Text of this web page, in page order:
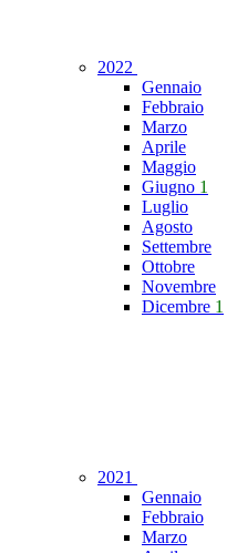
2022
Gennaio
Febbraio
Marzo
Aprile
Maggio
Giugno 1
Luglio
Agosto
Settembre
Ottobre
Novembre
Dicembre 1
2021
Gennaio
Febbraio
Marzo